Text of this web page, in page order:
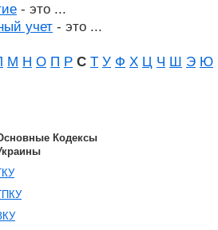
- это ...
учет - это ...
М Н О П Р С Т У Ф Х Ц Ч Ш Э Ю
Кодексы